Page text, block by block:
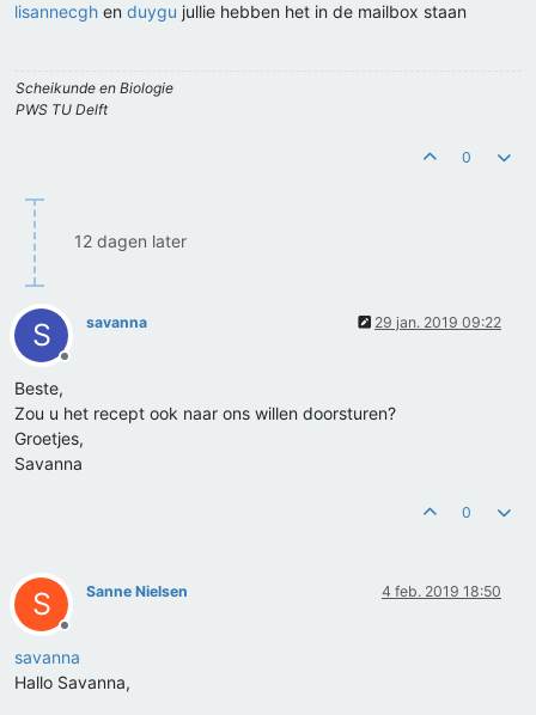
lisannecgh en duygu jullie hebben het in de mailbox staan
Scheikunde en Biologie
PWS TU Delft
0
12 dagen later
S
Offline
savanna 29 jan. 2019 09:22
Beste,
Zou u het recept ook naar ons willen doorsturen?
Groetjes,
Savanna
0
S
Offline
Sanne Nielsen 4 feb. 2019 18:50
savanna
Hallo Savanna,